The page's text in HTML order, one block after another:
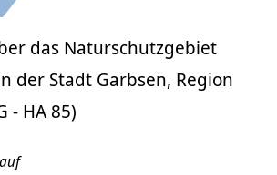
das Naturschutzgebiet
der Stadt Garbsen, Region
- HA 85)